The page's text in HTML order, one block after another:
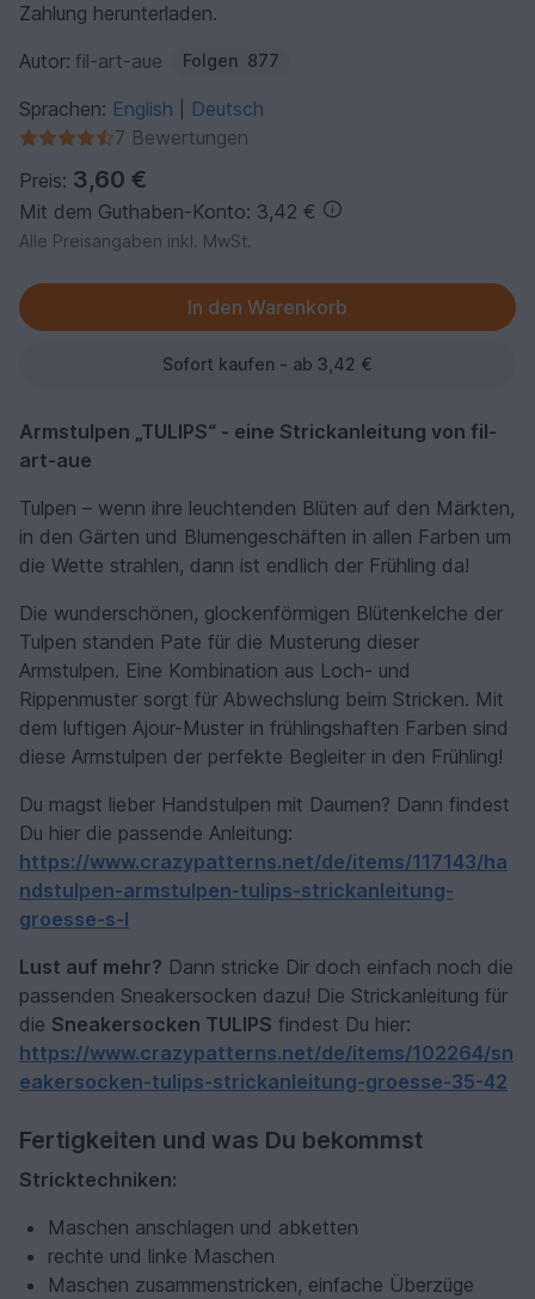
Zahlung herunterladen.
Autor: fil-art-aue Folgen 877
Sprachen: English
Deutsch
7 Bewertungen
Preis: 3,60 €
Mit dem Guthaben-Konto: 3,42 €
Alle Preisangaben inkl. MwSt.
Sofort kaufen - ab 3,42 €
Armstulpen „TULIPS“ - eine Strickanleitung von fil-
art-aue
Tulpen – wenn ihre leuchtenden Blüten auf den Märkten,
in den Gärten und Blumengeschäften in allen Farben um
die Wette strahlen, dann ist endlich der Frühling da!
Die wunderschönen, glockenförmigen Blütenkelche der
Tulpen standen Pate für die Musterung dieser
Armstulpen. Eine Kombination aus Loch- und
Rippenmuster sorgt für Abwechslung beim Stricken. Mit
dem luftigen Ajour-Muster in frühlingshaften Farben sind
diese Armstulpen der perfekte Begleiter in den Frühling!
Du magst lieber Handstulpen mit Daumen? Dann findest
Du hier die passende Anleitung:
https://www.crazypatterns.net/de/items/117143/ha
ndstulpen-armstulpen-tulips-strickanleitung-
groesse-s-l
Lust auf mehr? Dann stricke Dir doch einfach noch die
passenden Sneakersocken dazu! Die Strickanleitung für
die Sneakersocken TULIPS findest Du hier:
https://www.crazypatterns.net/de/items/102264/sn
eakersocken-tulips-strickanleitung-groesse-35-42
Fertigkeiten und was Du bekommst
Stricktechniken:
Maschen anschlagen und abketten
rechte und linke Maschen
Maschen zusammenstricken, einfache Überzüge